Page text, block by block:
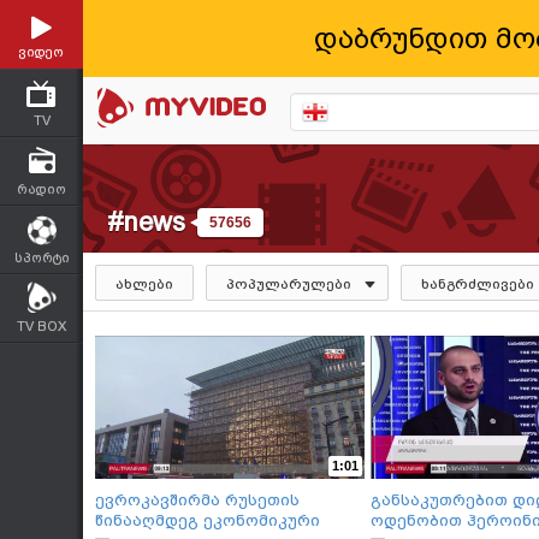
დაბრუნდით
ვიდეო
TV
რადიო
სპორტი
TV BOX
#news 57656
ახლები პოპულარულები ხანგრძლივები
1:01
ევროკავშირმა რუსეთის
წინააღმდეგ ეკონომიკური
განსაკუთრებით
ოდენობით